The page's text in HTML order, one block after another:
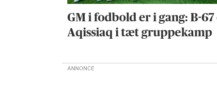
GM i fodbold er i gang: B-67
Aqissiaq i tæt gruppekamp
ANNONCE